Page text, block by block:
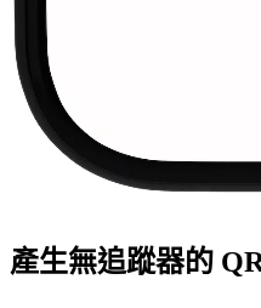
產生無追蹤器的